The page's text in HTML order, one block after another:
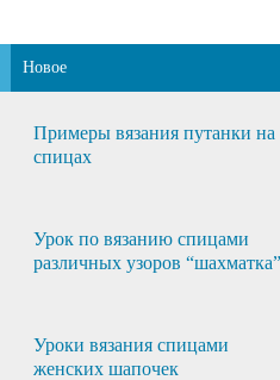
Новое
Примеры вязания путанки на
спицах
Урок по вязанию спицами
различных узоров “шахматка”
Уроки вязания спицами
женских шапочек